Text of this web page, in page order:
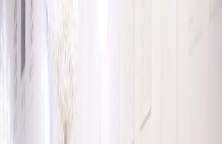
Iqtishodia
Sastra
Literasi Umat